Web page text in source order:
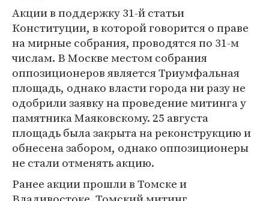
Акции в поддержку 31-й статьи
Конституции, в которой говорится о праве
на мирные собрания, проводятся по 31-м
числам. В Москве местом собрания
оппозиционеров является Триумфальная
площадь, однако власти города ни разу не
одобрили заявку на проведение митинга у
памятника Маяковскому. 25 августа
площадь была закрыта на реконструкцию и
обнесена забором, однако оппозиционеры
не стали отменять акцию.
Ранее акции прошли в Томске и